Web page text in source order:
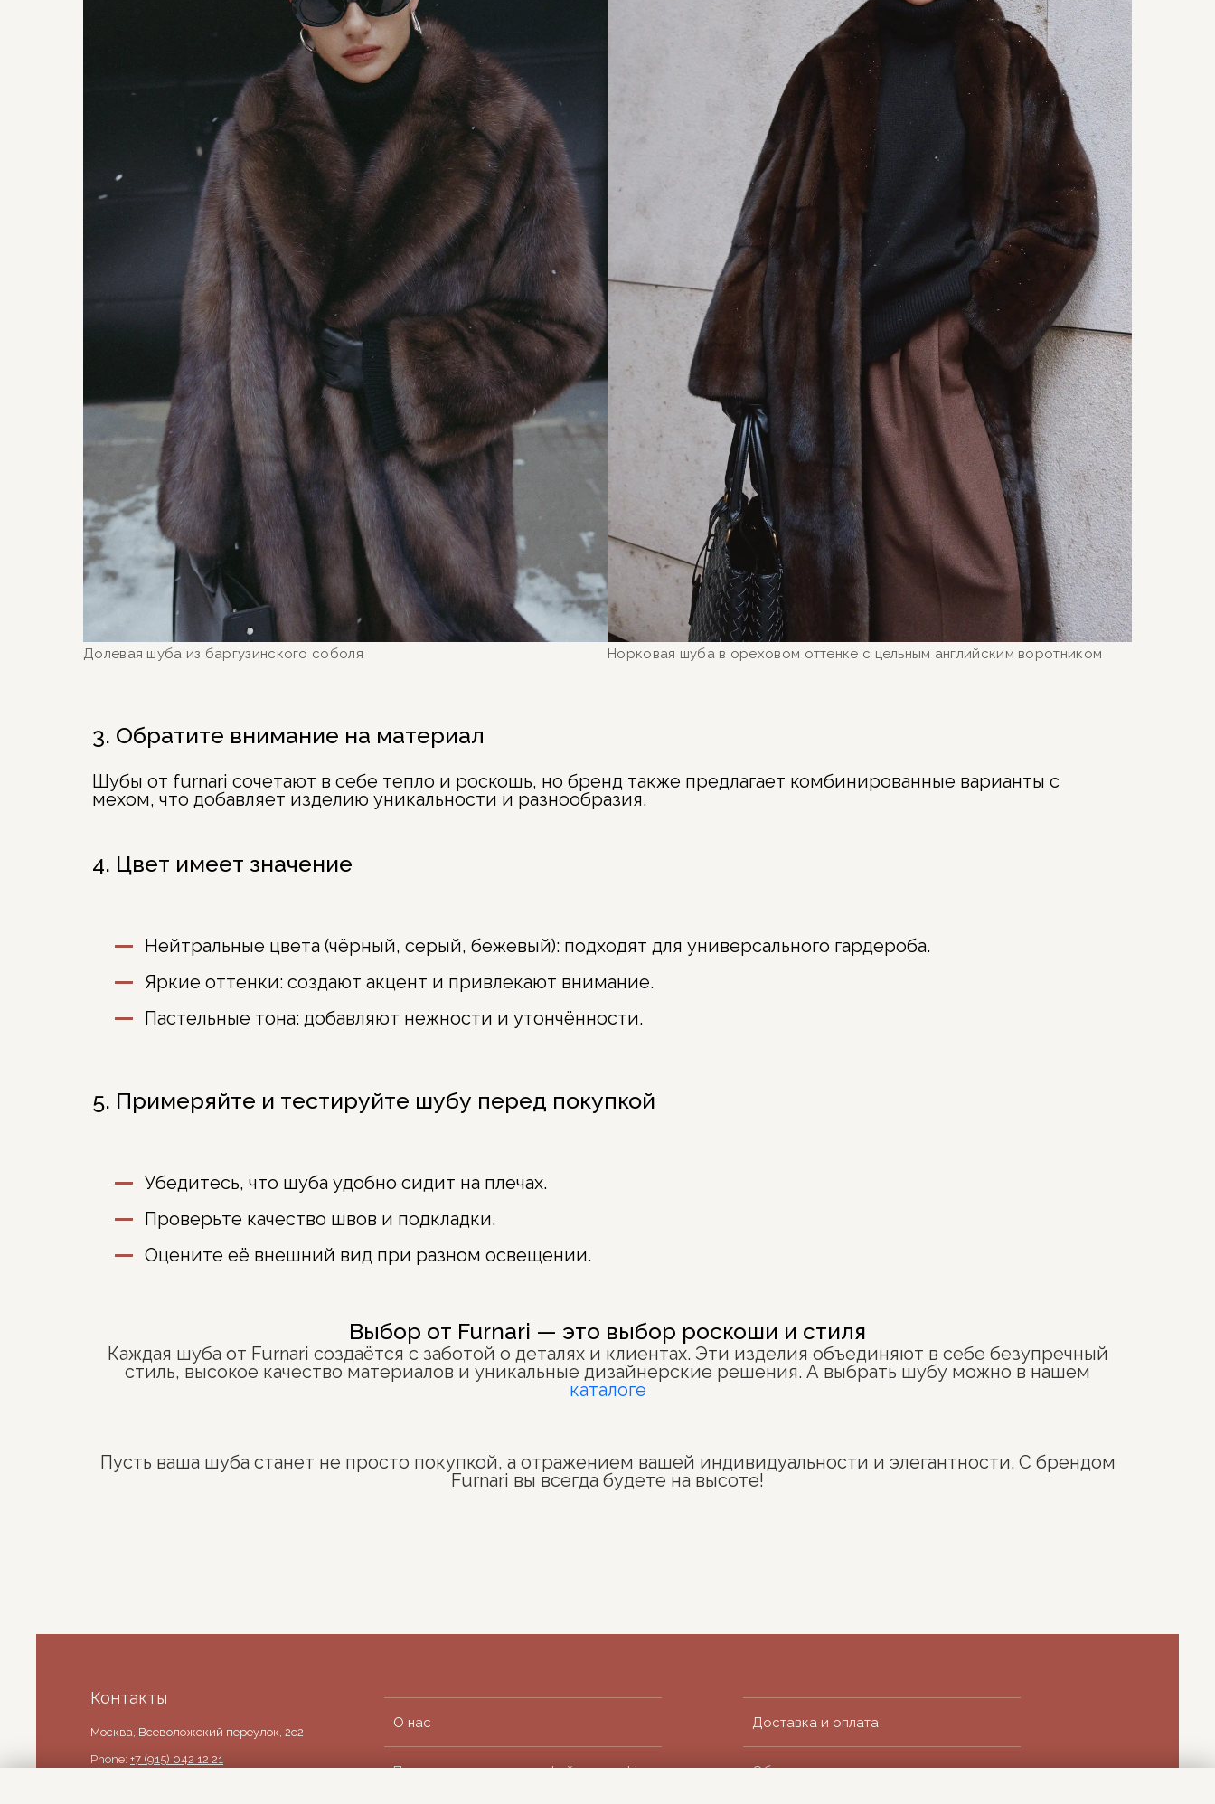
Долевая шуба из баргузинского соболя Норковая шуба в ореховом оттенке с цельным английским воротником
3. Обратите внимание на материал
Шубы от furnari сочетают в себе тепло и роскошь, но бренд также предлагает комбинированные варианты с
мехом, что добавляет изделию уникальности и разнообразия.
4. Цвет имеет значение
Нейтральные цвета (чёрный, серый, бежевый): подходят для универсального гардероба.
Яркие оттенки: создают акцент и привлекают внимание.
Пастельные тона: добавляют нежности и утончённости.
5. Примеряйте и тестируйте шубу перед покупкой
Убедитесь, что шуба удобно сидит на плечах.
Проверьте качество швов и подкладки.
Оцените её внешний вид при разном освещении.
Выбор от Furnari — это выбор роскоши и стиля
Каждая шуба от Furnari создаётся с заботой о деталях и клиентах. Эти изделия объединяют в себе безупречный
стиль, высокое качество материалов и уникальные дизайнерские решения. А выбрать шубу можно в нашем
каталоге
Пусть ваша шуба станет не просто покупкой, а отражением вашей индивидуальности и элегантности. С брендом
Furnari вы всегда будете на высоте!
Контакты
Москва, Всеволожский переулок, 2с2
Phone: +7 (915) 042 12 21
О нас
Политика в отношении файлов cookie
Доставка и оплата
Обмен и возврат